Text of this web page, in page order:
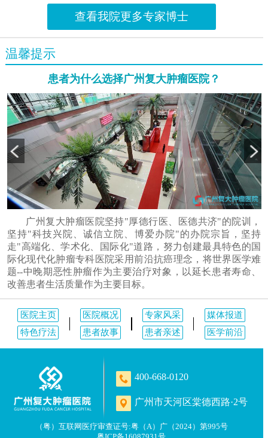
查看我院更多专家博士
温馨提示
患者为什么选择广州复大肿瘤医院？
广州复大肿瘤医院坚持"厚德行医、医德共济"的院训，
坚持"科技兴院、诚信立院、博爱办院"的办院宗旨，坚持
走"高端化、学术化、国际化"道路，努力创建最具特色的国
际化现代化肿瘤专科医院采用前沿抗癌理念，将世界医学难
题--中晚期恶性肿瘤作为主要治疗对象，以延长患者寿命、
改善患者生活质量作为主要目标。
医院主页 医院概况 专家风采
媒体报道
特色疗法
患者故事 患者亲述 医学前沿
400-668-0120
广州市天河区棠德西路·2号
（粤）互联网医疗审查证号:粤（A）广（2024）第995号